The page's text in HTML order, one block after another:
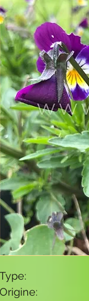
Type:
Origine: